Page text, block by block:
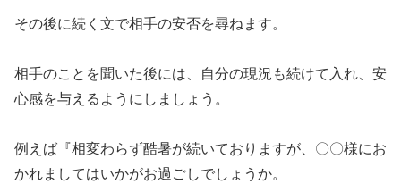
その後に続く文で相手の安否を尋ねます。
相手のことを聞いた後には、自分の現況も続けて入れ、安
心感を与えるようにしましょう。
例えば『相変わらず酷暑が続いておりますが、〇〇様にお
かれましてはいかがお過ごしでしょうか。